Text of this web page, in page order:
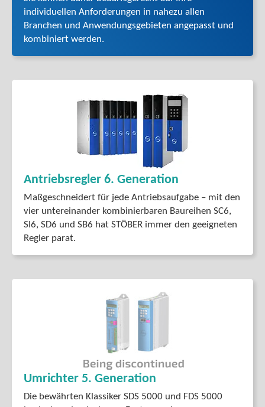
individuellen Anforderungen in nahezu allen
Branchen und Anwendungsgebieten angepasst und
kombiniert werden.
Antriebsregler 6. Generation
Maßgeschneidert für jede Antriebsaufgabe – mit den
vier untereinander kombinierbaren Baureihen SC6,
SI6, SD6 und SB6 hat STÖBER immer den geeigneten
Regler parat.
Umrichter 5. Generation
Die bewährten Klassiker SDS 5000 und FDS 5000